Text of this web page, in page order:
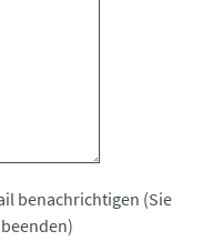
benachrichtigen (Sie